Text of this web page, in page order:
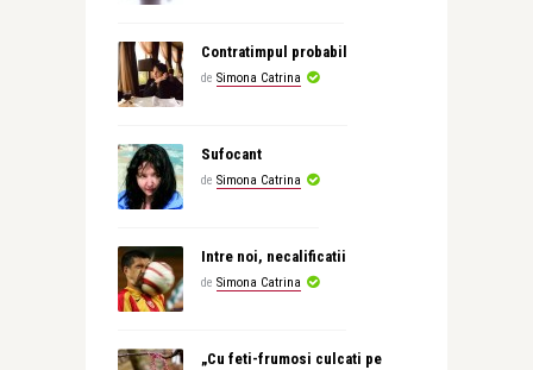
Contratimpul probabil
de Simona Catrina
Sufocant
de Simona Catrina
Intre noi, necalificatii
de Simona Catrina
„Cu feti-frumosi culcati pe